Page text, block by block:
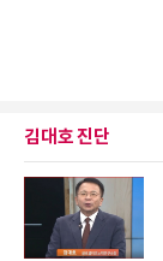
김대호 진단